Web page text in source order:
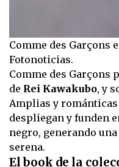
Comme des Garçons
Fotonoticias.
Comme des Garçons
de Rei Kawakubo, y
Amplias y
despliegan y funden
negro, generando
serena.
El book de la